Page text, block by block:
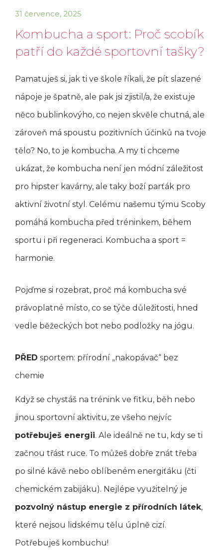
31 července, 2025
Kombucha a sport: Proč scobík
patří do každé sportovní tašky?
Pamatuješ si, jak ti ve škole říkali, že pít slazené
nápoje je špatně, ale pak jsi zjistil/a, že existuje
něco bublinkovýho, co nejen skvěle chutná, ale
zároveň má spoustu pozitivních účinků na tvoje
tělo? No, to je kombucha. A my ti chceme
ukázat, že kombucha není jen módní záležitost
pro hipster kavárny, ale taky boží parťák pro
aktivní životní styl. Celému našemu týmu Scoby
pomáhá kombucha před tréninkem, během
sportu i při regeneraci. Kombucha a sport =
harmonie.
Pojďme si rozebrat, proč má kombucha své
právoplatné místo, co se týče důležitosti, hned
vedle běžeckých bot nebo podložky na jógu.
PŘED sportem: přírodní „nakopávač“ bez
chemie
Když se chystáš na trénink ve fitku, běh nebo
jinou sportovní aktivitu, ze všeho nejvíc
potřebuješ energii. Ale ideálně ne tu, kdy se ti
začnou třást ruce. To můžeš dobře znát třeba
po silné kávě nebo oblíbeném energiťáku (čti
chemickém zabijáku). Nejlépe využitelný je
pozvolný nástup energie z přírodních látek,
které nejsou lidskému tělu úplně cizí.
Potřebuješ kombuchu!